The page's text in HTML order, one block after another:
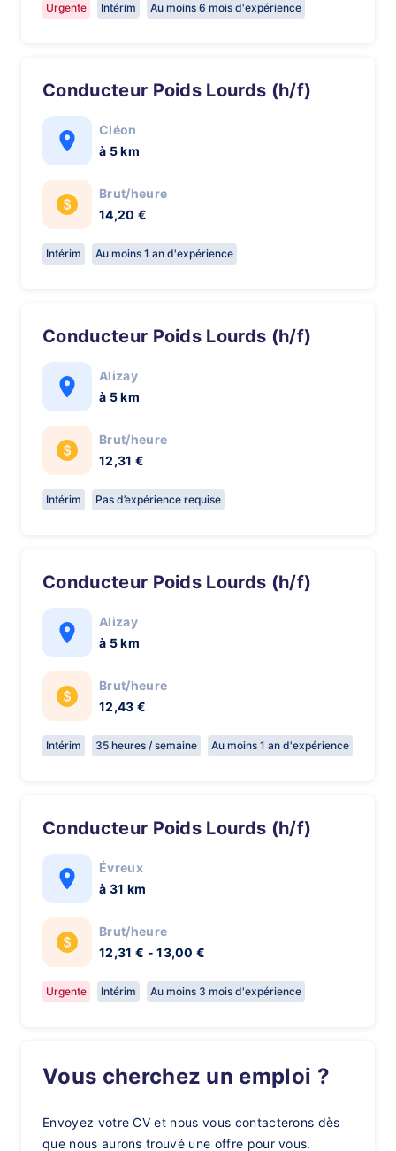
Urgente Intérim Au moins 6 mois d'expérience
Conducteur Poids Lourds (h/f)
Cléon
à 5 km
Brut/heure
14,20 €
Intérim Au moins 1 an d'expérience
Conducteur Poids Lourds (h/f)
Alizay
à 5 km
Brut/heure
12,31 €
Intérim Pas d’expérience requise
Conducteur Poids Lourds (h/f)
Alizay
à 5 km
Brut/heure
12,43 €
Intérim 35 heures / semaine Au moins 1 an d'expérience
Conducteur Poids Lourds (h/f)
Évreux
à 31 km
Brut/heure
12,31 € - 13,00 €
Urgente Intérim Au moins 3 mois d'expérience
Vous cherchez un emploi ?
Envoyez votre CV et nous vous contacterons dès
que nous aurons trouvé une offre pour vous.